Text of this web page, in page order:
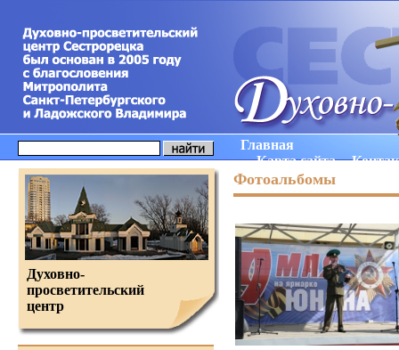
Главная
Карта сайта
Фотоальбомы
Духовно-
просветительский
центр